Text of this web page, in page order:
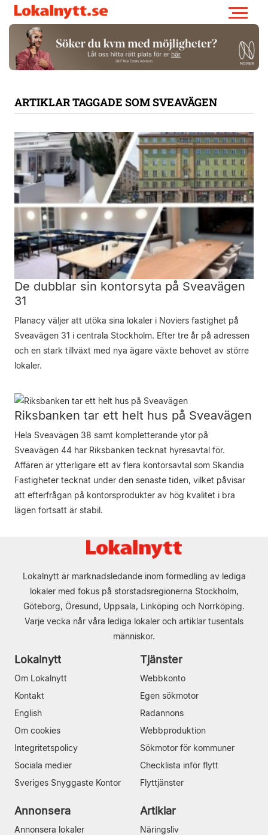
ARTIKLAR TAGGADE SOM SVEAVÄGEN
De dubblar sin kontorsyta på Sveavägen
31
Planacy väljer att utöka sina lokaler i Noviers fastighet på
Sveavägen 31 i centrala Stockholm. Efter tre år på adressen
och en stark tillväxt med nya ägare växte behovet av större
lokaler.
Riksbanken tar ett helt hus på Sveavägen
Hela Sveavägen 38 samt kompletterande ytor på
Sveavägen 44 har Riksbanken tecknat hyresavtal för.
Affären är ytterligare ett av flera kontorsavtal som Skandia
Fastigheter tecknat under den senaste tiden, vilket påvisar
att efterfrågan på kontorsprodukter av hög kvalitet i bra
lägen fortsatt är stabil.
Lokalnytt är marknadsledande inom förmedling av lediga
lokaler med fokus på storstadsregionerna Stockholm,
Göteborg, Öresund, Uppsala, Linköping och Norrköping.
Varje vecka når våra lediga lokaler och artiklar tusentals
människor.
Lokalnytt
Om Lokalnytt
Kontakt
English
Om cookies
Integritetspolicy
Sociala medier
Sveriges Snyggaste Kontor
Tjänster
Webbkonto
Egen sökmotor
Radannons
Webbproduktion
Sökmotor för kommuner
Checklista inför flytt
Flyttjänster
Annonsera
Annonsera lokaler
Artiklar
Näringsliv